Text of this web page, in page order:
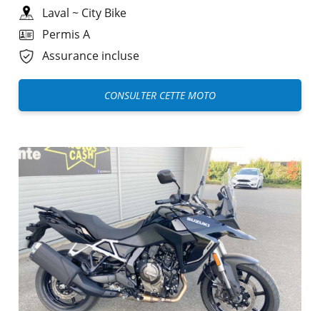
Laval ~ City Bike
Permis A
Assurance incluse
CONSULTER CETTE MOTO